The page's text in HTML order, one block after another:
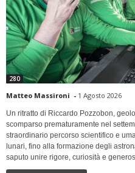
280
Matteo Massironi - 1 Agosto 2026
Un ritratto di Riccardo Pozzobon,
scomparso prematuramente nel
straordinario percorso scientifico e
lunari, fino alla formazione degli
saputo unire rigore, curiosità e